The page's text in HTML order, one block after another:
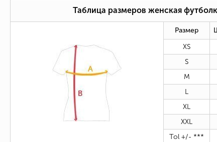
Таблица размеров женская
Размер
XS
S
M
L
XL
XXL
Tol +/- ***